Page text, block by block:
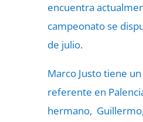
encuentra
campeonato se
de julio.
Marco Justo tiene
referente en
hermano,